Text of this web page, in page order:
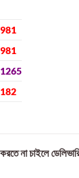
না চাইলে ডেলিভারি